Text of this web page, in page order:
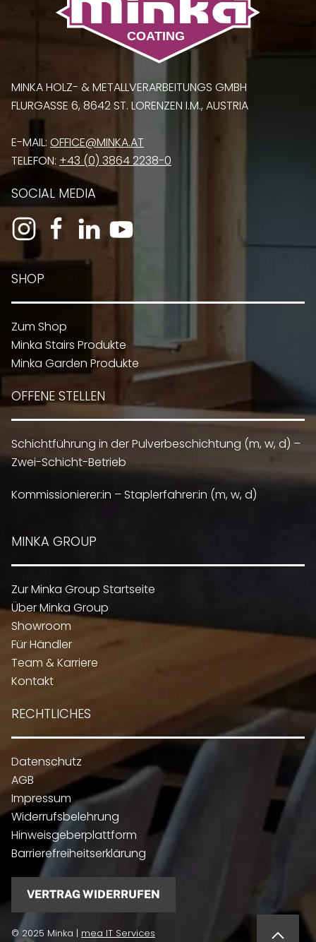
MINKA HOLZ- & METALLVERARBEITUNGS GMBH
FLURGASSE 6, 8642 ST. LORENZEN I.M., AUSTRIA
E-MAIL: OFFICE@MINKA.AT
TELEFON: +43 (0) 3864 2238-0
SOCIAL MEDIA
SHOP
Zum Shop
Minka Stairs Produkte
Minka Garden Produkte
OFFENE STELLEN
Schichtführung in der Pulverbeschichtung (m, w, d) –
Zwei-Schicht-Betrieb
Kommissionierer:in – Staplerfahrer:in (m, w, d)
MINKA GROUP
Zur Minka Group Startseite
Über Minka Group
Showroom
Für Händler
Team & Karriere
Kontakt
RECHTLICHES
Datenschutz
AGB
Impressum
Widerrufsbelehrung
Hinweisgeberplattform
Barrierefreiheitserklärung
VERTRAG WIDERRUFEN
© 2025 Minka | mea IT Services